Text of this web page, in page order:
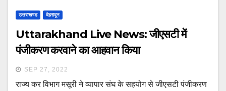
उत्तराखण्ड देहरादून
Uttarakhand Live News: जीएसटी में
पंजीकरण करवाने का आहवान किया
SEP 27, 2022
राज्य कर विभाग मसूरी ने व्यापार संघ के सहयोग से जीएसटी पंजीकरण